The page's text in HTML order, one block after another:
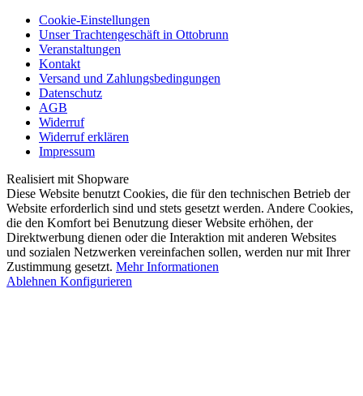
Cookie-Einstellungen
Unser Trachtengeschäft in Ottobrunn
Veranstaltungen
Kontakt
Versand und Zahlungsbedingungen
Datenschutz
AGB
Widerruf
Widerruf erklären
Impressum
Realisiert mit Shopware
Diese Website benutzt Cookies, die für den technischen Betrieb der
Website erforderlich sind und stets gesetzt werden. Andere Cookies,
die den Komfort bei Benutzung dieser Website erhöhen, der
Direktwerbung dienen oder die Interaktion mit anderen Websites
und sozialen Netzwerken vereinfachen sollen, werden nur mit Ihrer
Zustimmung gesetzt. Mehr Informationen
Ablehnen Konfigurieren